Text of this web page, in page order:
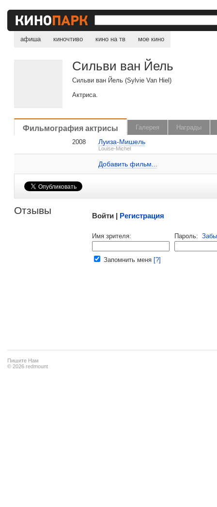
афиша киночтиво кино на тв мое кино
Сильви ван Йель
Сильви ван Йель (Sylvie Van Hiel)
Актриса.
Фильмография актрисы Галерея
Награды
2008
Луиза-Мишель
Louise-Michel
Добавить фильм...
Сильви ван Йель на IMDB.com
Отзывы Войти | Регистрация
Имя зрителя: Пароль:
Запомнить меня [?]
Пишите Нам
© 2026 redmount